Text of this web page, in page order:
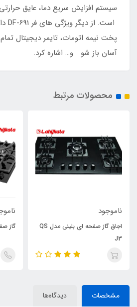
سیستم افزایش سریع دما، عایق
پخت نیمه اتومات، تایمر دیجیتال
آسان باز شو و… اشاره کرد.
محصولات مرتبط
ناموجود
اجاق گاز صفحه ای بلینی مدل QS
J3
گاز
مشخصات دیدگاه‌ها